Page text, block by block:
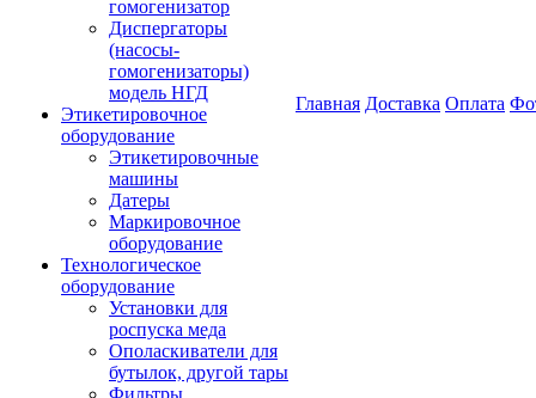
гомогенизатор
Диспергаторы
(насосы-
гомогенизаторы)
модель НГД
Этикетировочное
оборудование
Этикетировочные
машины
Датеры
Маркировочное
оборудование
Технологическое
оборудование
Установки для
роспуска меда
Ополаскиватели для
бутылок, другой тары
Фильтры
Главная Доставка Оплата